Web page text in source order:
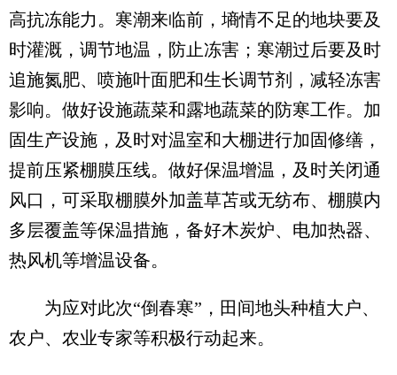
高抗冻能力。寒潮来临前，墒情不足的地块要及
时灌溉，调节地温，防止冻害；寒潮过后要及时
追施氮肥、喷施叶面肥和生长调节剂，减轻冻害
影响。做好设施蔬菜和露地蔬菜的防寒工作。加
固生产设施，及时对温室和大棚进行加固修缮，
提前压紧棚膜压线。做好保温增温，及时关闭通
风口，可采取棚膜外加盖草苫或无纺布、棚膜内
多层覆盖等保温措施，备好木炭炉、电加热器、
热风机等增温设备。
为应对此次“倒春寒”，田间地头种植大户、
农户、农业专家等积极行动起来。